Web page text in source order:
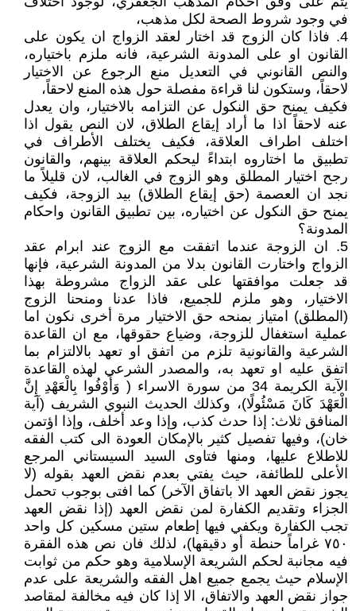
في وجود شروط الصحة لكل مذهب،
4. فاذا كان الزوج قد اختار لعقد الزواج ان يكون على
القانون او على المدونة الشرعية، فانه ملزم باختياره،
والنص القانوني في التعديل منع الرجوع عن الاختيار
لاحقاً، وستكون لنا قراءة مفصلة حول هذه المنع لاحقاً،
فكيف يمنح حق النكول عن التزامه بالاختيار، وان يعدل
عنه لاحقاً اذا ما أراد إيقاع الطلاق، لان النص يقول اذا
اختلف اطراف العلاقة، فكيف يختلف الأطراف في
تطبيق ما اختاروه ابتداءً ليحكم العلاقة بينهم، والقانون
رجح اختيار المطلق وهو الزوج في الغالب، لان قليلاً ما
نجد ان العصمة (حق إيقاع الطلاق) بيد الزوجة، فكيف
يمنح حق النكول عن اختياره، بين تطبيق القانون واحكام
المدونة؟
5. ان الزوجة عندما اتفقت مع الزوج عند ابرام عقد
الزواج واختارت القانون بدلا من المدونة الشرعية، فإنها
قد جعلت موافقتها على عقد الزواج مشروطة بهذا
الاختيار، وهو ملزم للجميع، فاذا عدنا ومنحنا الزوج
(المطلق) امتياز بمنحه حق الاختيار مرة أخرى نكون اما
عملية استغفال للزوجة، وضياع حقوقها، مع ان القاعدة
الشرعية والقانونية تلزم من اتفق او تعهد بالالتزام بما
اتفق عليه او تعهد به، والمصدر الشرعي لهذه القاعدة
الآية الكريمة 34 من سورة الاسراء ( وَأَوْفُوا بِالْعَهْدِ إِنَّ
الْعَهْدَ كَانَ مَسْئُولًا)، وكذلك الحديث النبوي الشريف (آية
المنافق ثلاث: إذا حدث كذب، وإذا وعد أخلف، وإذا اؤتمن
خان)، وفيها تفصيل كثير بالإمكان العودة الى كتب الفقه
للاطلاع عليها، ومنها فتاوى السيد السيستاني المرجع
الأعلى للطائفة، حيث يفتي بعدم نقض العهد بقوله (لا
يجوز نقض العهد الا باتفاق الآخر) كما افتى بوجوب تحمل
الجزاء وتقديم الكفارة لمن نقض العهد (إذا نقض العهد
تجب الكفارة ويكفي فيها إطعام ستين مسكين كل واحد
٧٥٠ غراماً حنطة أو دقيقها)، لذلك فان نص هذه الفقرة
فيه مجانبة لحكم الشريعة الإسلامية وهو حكم من ثوابت
الإسلام حيث يجمع جميع اهل الفقه والشريعة على عدم
جواز نقض العهد والاتفاق، الا إذا كان فيه مخالفة لمقاصد